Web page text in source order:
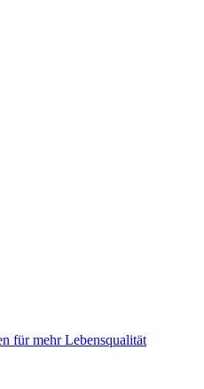
für mehr Lebensqualität